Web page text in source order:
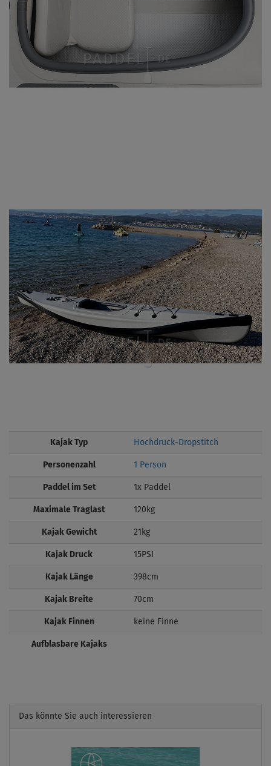
Kajak Typ Hochdruck-Dropstitch
Personenzahl 1 Person
Paddel im Set 1x Paddel
Maximale Traglast 120kg
Kajak Gewicht 21kg
Kajak Druck 15PSI
Kajak Länge 398cm
Kajak Breite 70cm
Kajak Finnen keine Finne
Aufblasbare Kajaks
Das könnte Sie auch interessieren
Previous